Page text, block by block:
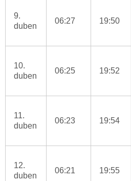
9.
duben
06:27 19:50
10.
duben
06:25 19:52
11.
duben
06:23 19:54
12.
duben
06:21 19:55